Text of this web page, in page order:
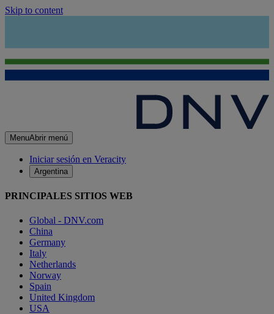
Skip to content
MenuAbrir menú
Iniciar sesión en Veracity
Argentina
PRINCIPALES SITIOS WEB
Global - DNV.com
China
Germany
Italy
Netherlands
Norway
Spain
United Kingdom
USA